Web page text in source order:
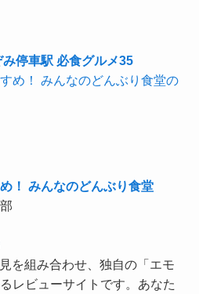
停車駅 必食グルメ35
！ みんなのどんぶり食堂
を組み合わせ、独自の「エモ
レビューサイトです。あなた